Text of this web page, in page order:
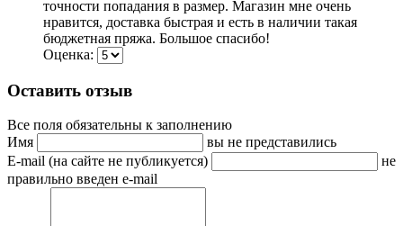
точности попадания в размер. Магазин мне очень
нравится, доставка быстрая и есть в наличии такая
бюджетная пряжа. Большое спасибо!
Оценка:
Оставить отзыв
Все поля обязательны к заполнению
Имя
вы не представились
E-mail (на сайте не публикуется)
не
правильно введен e-mail